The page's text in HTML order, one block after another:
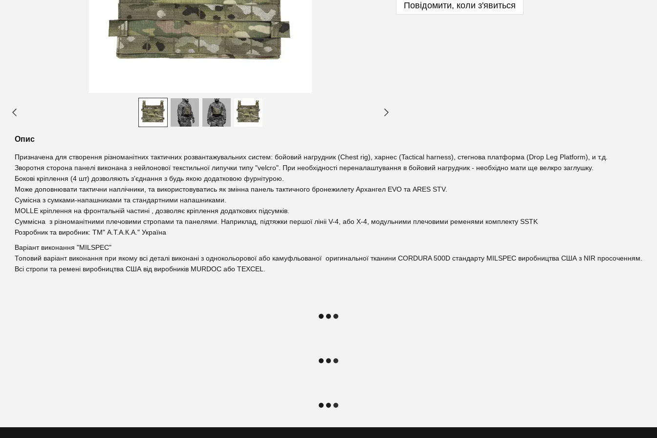
Повідомити, коли з'явиться
Опис
Призначена для створення різноманітних тактичних розвантажувальних систем: бойовий нагрудник (Chest rig), харнес (Tactical harness), стегнова платформа (Drop Leg Platform), и т.д.
Зворотня сторона панелі виконана з нейлонової текстильної липучки типу "velcro". При необхідності переналаштування в бойовий нагрудник - необхідно мати ще велкро заглушку.
Бокові кріплення (4 шт) дозволяють з'єднання з будь якою додатковою фурнітурою.
Може доповнювати тактични наплічники, та використовуватись як змінна панель тактичного бронежилету Архангел EVO та ARES STV.
Сумісна з сумками-напашниками та стандартними напашниками.
MOLLE кріплення на фронтальній частині , дозволяє кріплення додаткових підсумків.
Суммісна з різноманітними плечовими стропами та панелями. Наприклад, підтяжки першої лініі V-4, або X-4, модульними плечовими ременями комплекту SSTK
Розробник та виробник: ТМ" А.Т.А.К.А." Україна
Варіант виконання "MILSPEC"
Топовий варіант виконання при якому всі деталі виконані з однокольорової або камуфльованої оригинальної тканини CORDURA 500D стандарту MILSPEC виробництва США з NIR просоченням.
Всі стропи та ремені виробництва США від виробників MURDOC або TEXCEL.